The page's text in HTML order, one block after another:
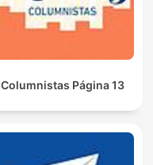
Columnistas Página 13